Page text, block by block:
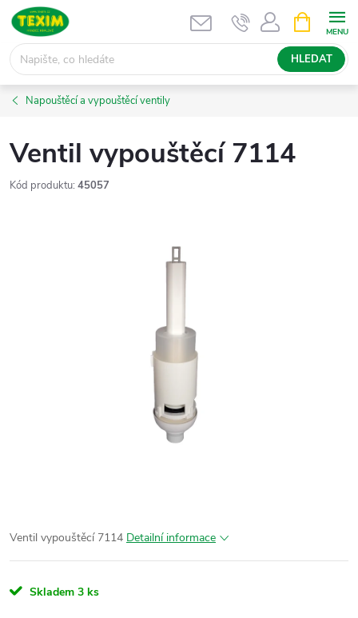
Přejít
obsah
HLEDAT
NÁKUPNÍ
KOŠÍK
Napouštěcí a vypouštěcí ventily
Ventil vypouštěcí 7114
Kód produktu: 45057
Ventil vypouštěcí 7114 Detailní informace
Skladem 3 ks